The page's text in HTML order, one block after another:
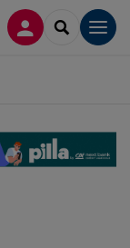
CONNEXION